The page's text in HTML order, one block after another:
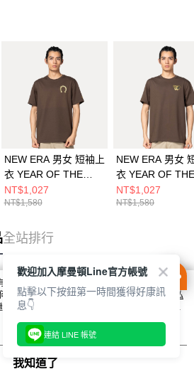
NEW ERA 男女 短袖上
衣 YEAR OF THE
HORSE NEW ERA 核
桃 NE14701153
NT$1,027
NT$1,580
NEW ERA 男女
衣 YEAR OF THE
HORSE 威奇塔
核桃
NT$1,027
NT$1,580
全站排行
本網站使用 cookie 方式之詳情，及若您不希
變更電腦的 cookie 設定，請參閱本網站「
隱私
續使用本網站即表示您同意本公司得按本網站使
。
我知道了
歡迎加入摩曼頓Line官方帳號
點擊以下按鈕第一時間獲得好康訊
息👇
連結 LINE 帳號